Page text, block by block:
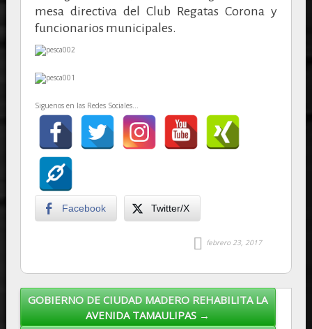
mesa directiva del Club Regatas Corona y
funcionarios municipales.
Siguenos en las Redes Sociales...
Facebook Twitter/X
febrero 23, 2017
Post navigation
GOBIERNO DE CIUDAD MADERO REHABILITA LA
AVENIDA TAMAULIPAS →